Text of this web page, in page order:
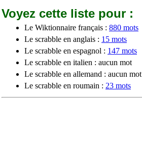
Voyez cette liste pour :
Le Wiktionnaire français : 880 mots
Le scrabble en anglais : 15 mots
Le scrabble en espagnol : 147 mots
Le scrabble en italien : aucun mot
Le scrabble en allemand : aucun mot
Le scrabble en roumain : 23 mots